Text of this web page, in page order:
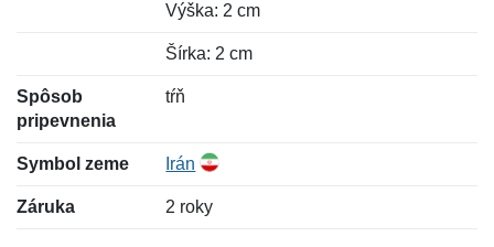
Výška: 2 cm
Šírka: 2 cm
Spôsob
pripevnenia
tŕň
Symbol zeme Irán
Záruka 2 roky